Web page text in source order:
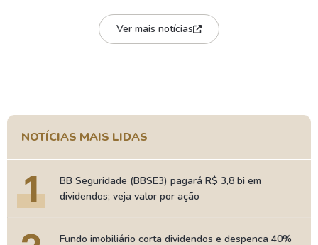
Ver mais notícias
NOTÍCIAS MAIS LIDAS
1
BB Seguridade (BBSE3) pagará R$ 3,8 bi em
dividendos; veja valor por ação
Fundo imobiliário corta dividendos e despenca 40%